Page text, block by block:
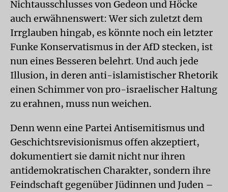
Nichtausschlusses von Gedeon und Höcke
auch erwähnenswert: Wer sich zuletzt dem
Irrglauben hingab, es könnte noch ein letzter
Funke Konservatismus in der AfD stecken, ist
nun eines Besseren belehrt. Und auch jede
Illusion, in deren anti-islamistischer Rhetorik
einen Schimmer von pro-israelischer Haltung
zu erahnen, muss nun weichen.
Denn wenn eine Partei Antisemitismus und
Geschichtsrevisionismus offen akzeptiert,
dokumentiert sie damit nicht nur ihren
antidemokratischen Charakter, sondern ihre
Feindschaft gegenüber Jüdinnen und Juden –